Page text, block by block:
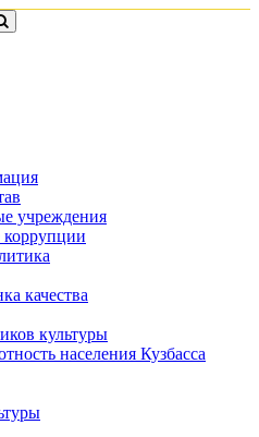
учреждения
коррупции
качества
культуры
населения Кузбасса